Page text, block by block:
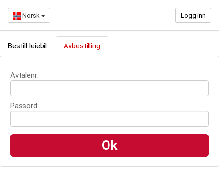
Norsk Logg inn
Bestill leiebil Avbestilling
Avtalenr:
Passord: